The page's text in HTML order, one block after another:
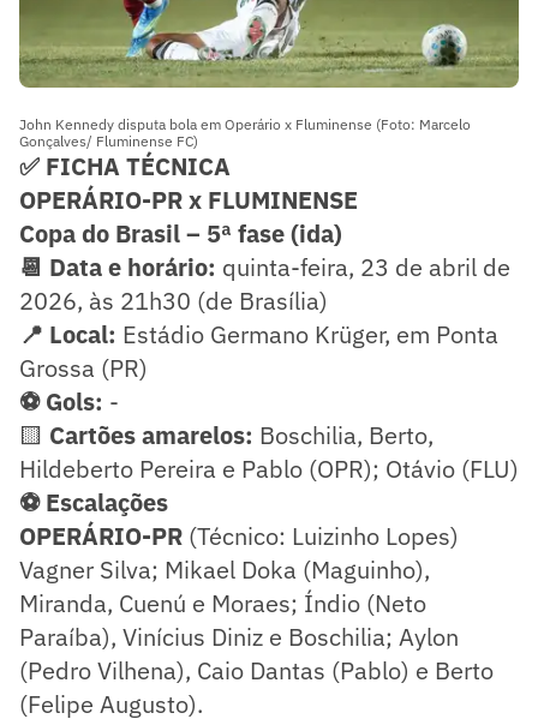
John Kennedy disputa bola em Operário x Fluminense (Foto: Marcelo
Gonçalves/ Fluminense FC)
✅ FICHA TÉCNICA
OPERÁRIO-PR x FLUMINENSE
Copa do Brasil – 5ª fase (ida)
📆 Data e horário: quinta-feira, 23 de abril de
2026, às 21h30 (de Brasília)
📍 Local: Estádio Germano Krüger, em Ponta
Grossa (PR)
⚽ Gols: -
🟨 Cartões amarelos: Boschilia, Berto,
Hildeberto Pereira e Pablo (OPR); Otávio (FLU)
⚽ Escalações
OPERÁRIO-PR (Técnico: Luizinho Lopes)
Vagner Silva; Mikael Doka (Maguinho),
Miranda, Cuenú e Moraes; Índio (Neto
Paraíba), Vinícius Diniz e Boschilia; Aylon
(Pedro Vilhena), Caio Dantas (Pablo) e Berto
(Felipe Augusto).